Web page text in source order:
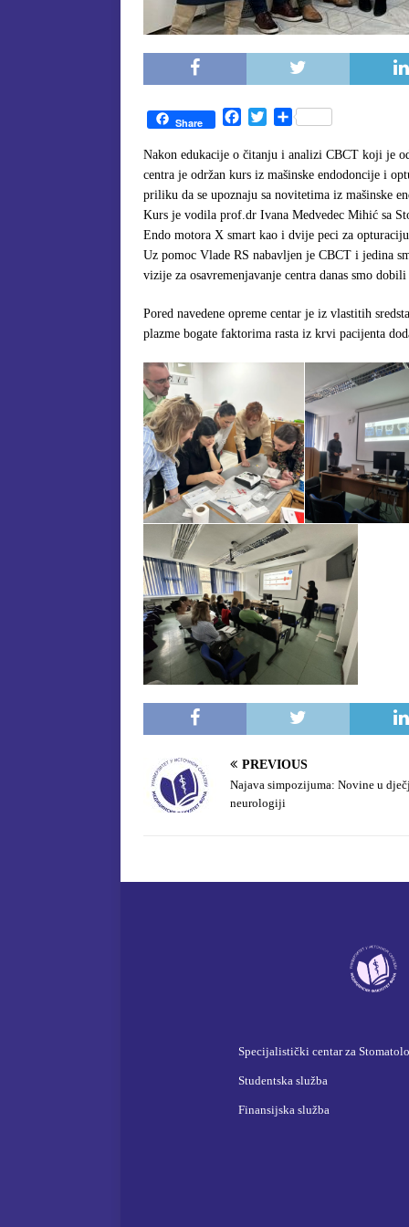
Share
c
e
b
o
k
i
t
t
S
a
r
e
Nakon edukacije o čitanju i analizi CBCT koji je
centra je održan kurs iz mašinske endodoncije i
priliku da se upoznaju sa novitetima iz mašinske
Kurs je vodila prof.dr Ivana Medvedec Mihić sa
Endo motora X smart kao i dvije peci za
Uz pomoc Vlade RS nabavljen je CBCT i jedina
vizije za osavremenjavanje centra danas smo
Pored navedene opreme centar je iz vlastitih
plazme bogate faktorima rasta iz krvi pacijenta
PREVIOUS
Najava simpozijuma: Novine u
neurologiji
Specijalistički centar za
Studentska služba
Finansijska služba